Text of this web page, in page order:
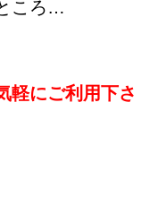
ころ…
軽にご利用下さ